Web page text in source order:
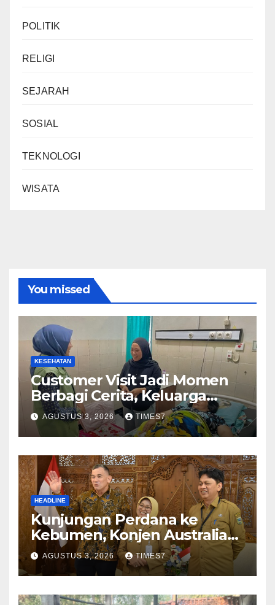
POLITIK
RELIGI
SEJARAH
SOSIAL
TEKNOLOGI
WISATA
You missed
KESEHATAN
Customer Visit Jadi Momen
Berbagi Cerita, Keluarga
Nurhayati Rasakan Manfaat
NyataProgram JKN
AGUSTUS 3, 2026 TIMES7
HEADLINE
Kunjungan Perdana ke
Kebumen, Konjen Australia
Jajaki Kerja Sama Pariwisata
hingga Pendidikan
AGUSTUS 3, 2026 TIMES7